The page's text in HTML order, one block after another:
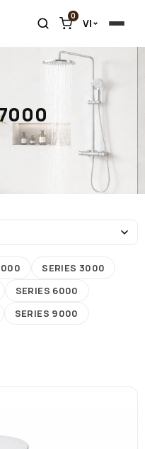
0
VI
SERIES 3000
SERIES 6000
SERIES 9000